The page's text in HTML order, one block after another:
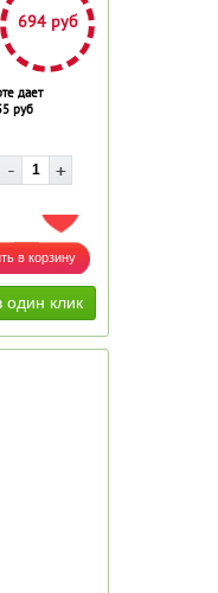
694 руб
дает
руб
ДОБАВИТЬ В ИЗБРАННОЕ